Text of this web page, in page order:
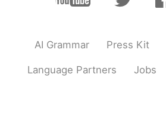
AI Grammar Press Kit
Language Partners Jobs